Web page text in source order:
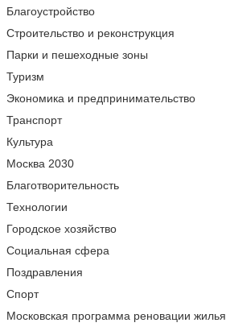
Благоустройство
Строительство и реконструкция
Парки и пешеходные зоны
Туризм
Экономика и предпринимательство
Транспорт
Культура
Москва 2030
Благотворительность
Технологии
Городское хозяйство
Социальная сфера
Поздравления
Спорт
Московская программа реновации жилья